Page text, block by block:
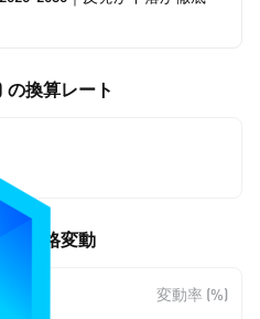
換算レート
価格変動
変動率 (%)